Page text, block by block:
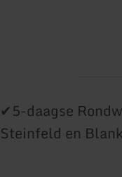
✔5-daagse
Steinfeld en